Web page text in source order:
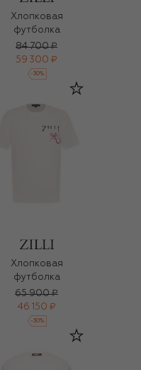
Хлопковая
футболка
84 700 ₽
59 300 ₽
-30%
Хлопковая
футболка
65 900 ₽
46 150 ₽
-30%